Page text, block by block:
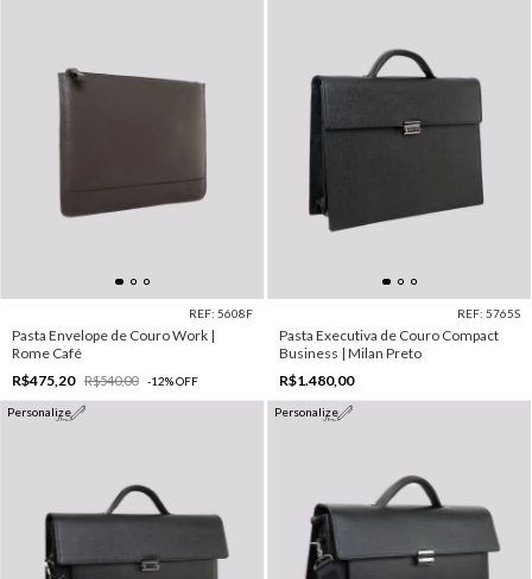
REF: 5608F
Pasta Envelope de Couro Work |
Rome Café
R$475,20
R$540,00 -12%OFF
REF: 5765S
Pasta Executiva de Couro Compact
Business | Milan Preto
R$1.480,00
Personalize Personalize